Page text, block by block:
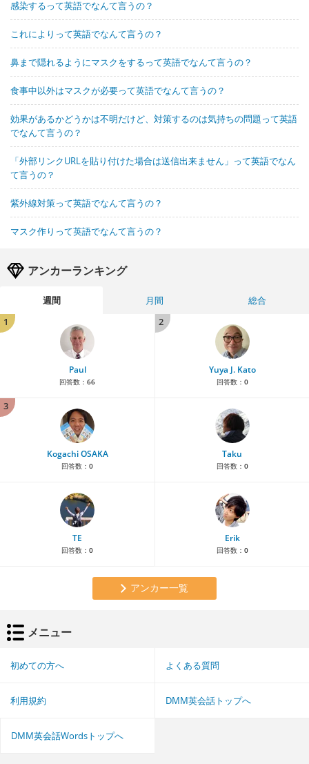
感染するって英語でなんて言うの？
これによりって英語でなんて言うの？
鼻まで隠れるようにマスクをするって英語でなんて言うの？
食事中以外はマスクが必要って英語でなんて言うの？
効果があるかどうかは不明だけど、対策するのは気持ちの問題って英語
でなんて言うの？
「外部リンクURLを貼り付けた場合は送信出来ません」って英語でなん
て言うの？
紫外線対策って英語でなんて言うの？
マスク作りって英語でなんて言うの？
アンカーランキング
週間 月間
総合
1
Paul
回答数： 66
2
Yuya J. Kato
回答数： 0
3
Kogachi OSAKA
回答数： 0
Taku
回答数： 0
TE
回答数： 0
Erik
回答数： 0
アンカー一覧
メニュー
初めての方へ よくある質問
利用規約 DMM英会話トップへ
DMM英会話Wordsトップへ